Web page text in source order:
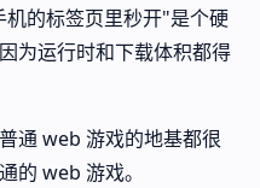
的标签页里秒开"是个硬
为运行时和下载体积都得
通 web 游戏的地基都很
的 web 游戏。